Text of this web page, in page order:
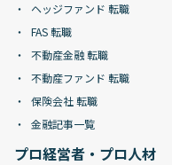
ヘッジファンド 転職
FAS 転職
不動産金融 転職
不動産ファンド 転職
保険会社 転職
金融記事一覧
プロ経営者・プロ人材